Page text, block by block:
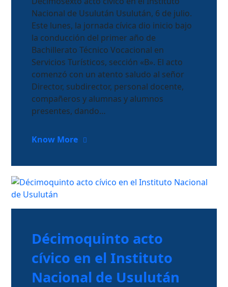
Nacional de Usulután Usulután, 6 de julio.
Este lunes, la jornada cívica dio inicio bajo
la conducción del primer año de
Bachillerato Técnico Vocacional en
Servicios Turísticos, sección «B». El acto
comenzó con un atento saludo al señor
Director, subdirector, personal docente,
compañeros y alumnas y alumnos
presentes, dando…
Know More
Décimoquinto acto
cívico en el Instituto
Nacional de Usulután